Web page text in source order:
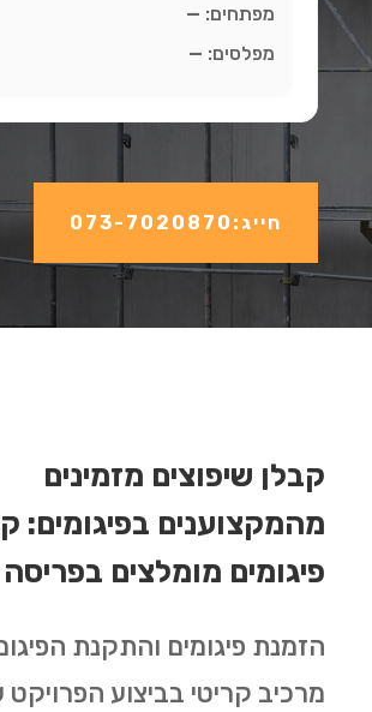
מפתחים: —
מפלסים: —
חייג:073-7020870
קבלן שיפוצים מזמינים
מהמקצוענים בפיגומים:
פיגומים מומלצים
הזמנת פיגומים והתקנת
מרכיב קריטי בביצוע